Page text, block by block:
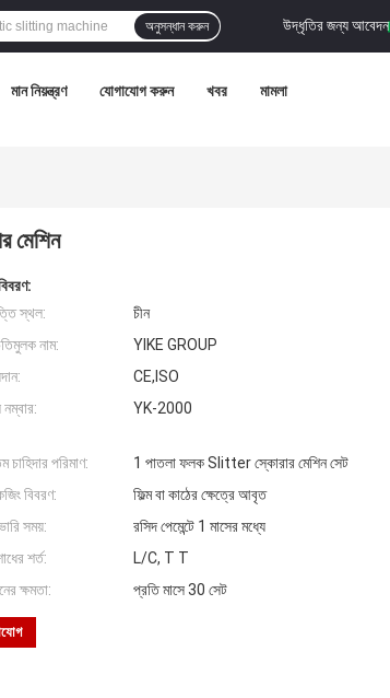
উদ্ধৃতির জন্য আবেদন
অনুসন্ধান করুন
মান নিয়ন্ত্রণ যোগাযোগ করুন খবর মামলা
মেশিন
স্থল:
চীন
নাম:
YIKE GROUP
CE,ISO
YK-2000
চাহিদার পরিমাণ:
1 পাতলা ফলক Slitter স্কোরার মেশিন সেট
বিবরণ:
ফিল্ম বা কাঠের ক্ষেত্রে আবৃত
সময়:
রসিদ পেমেন্টে 1 মাসের মধ্যে
শর্ত:
L/C, T T
ক্ষমতা:
প্রতি মাসে 30 সেট